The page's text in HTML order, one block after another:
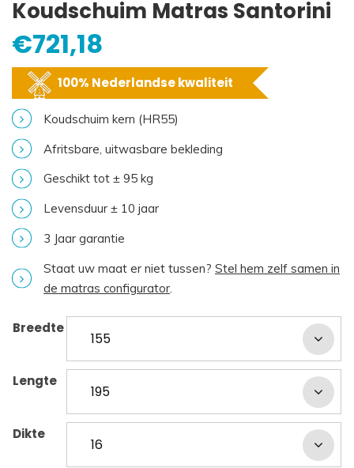
Koudschuim Matras Santorini
€721,18
100% Nederlandse kwaliteit
Koudschuim kern (HR55)
Afritsbare, uitwasbare bekleding
Geschikt tot ± 95 kg
Levensduur ± 10 jaar
3 Jaar garantie
Staat uw maat er niet tussen? Stel hem zelf samen in
de matras configurator
Breedte
Lengte
Dikte